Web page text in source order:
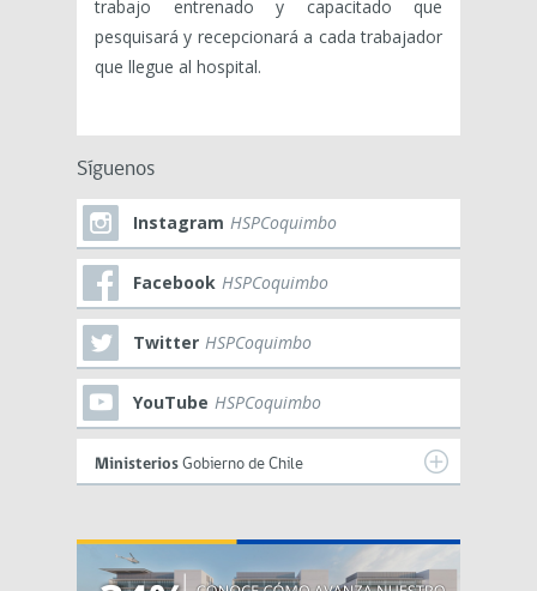
trabajo entrenado y capacitado que
pesquisará y recepcionará a cada trabajador
que llegue al hospital.
Síguenos
Instagram HSPCoquimbo
Facebook HSPCoquimbo
Twitter HSPCoquimbo
YouTube HSPCoquimbo
Ministerios Gobierno de Chile